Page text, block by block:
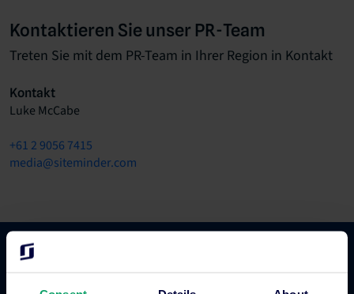
Kontaktieren Sie unser PR-Team
Treten Sie mit dem PR-Team in Ihrer Region in Kontakt
Kontakt
Luke McCabe
+61 2 9056 7415
media@siteminder.com